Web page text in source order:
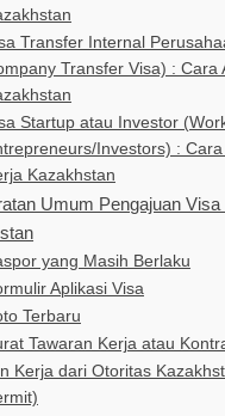
Transfer Internal
Transfer Visa) : Cara
Startup atau Investor
Investors) :
Kazakhstan
Umum Pengajuan Visa
yang Masih Berlaku
Aplikasi Visa
Terbaru
Tawaran Kerja atau
Kerja dari Otoritas